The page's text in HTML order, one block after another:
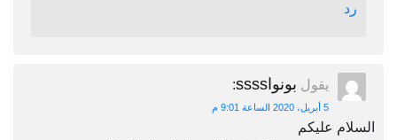
رد
يقول بونواssss :
5 أبريل، 2020 الساعة 9:01 م
السلام عليكم